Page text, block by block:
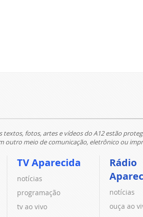
textos, fotos, artes e vídeos do A12 estão
outro meio de comunicação, eletrônico ou
TV Aparecida
notícias
programação
tv ao vivo
Rádio
notícias
ouça ao